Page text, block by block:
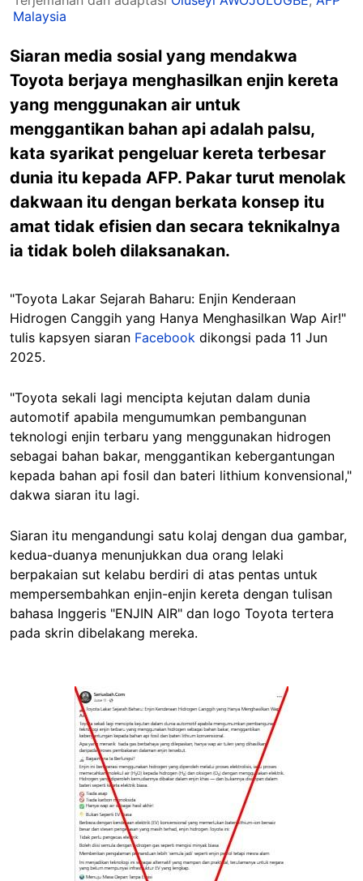
Malaysia
Siaran media sosial yang mendakwa
Toyota berjaya menghasilkan enjin kereta
yang menggunakan air untuk
menggantikan bahan api adalah palsu,
kata syarikat pengeluar kereta terbesar
dunia itu kepada AFP. Pakar turut menolak
dakwaan itu dengan berkata konsep itu
amat tidak efisien dan secara teknikalnya
ia tidak boleh dilaksanakan.
"Toyota Lakar Sejarah Baharu: Enjin Kenderaan
Hidrogen Canggih yang Hanya Menghasilkan Wap Air!"
tulis kapsyen siaran Facebook dikongsi pada 11 Jun
2025.
"Toyota sekali lagi mencipta kejutan dalam dunia
automotif apabila mengumumkan pembangunan
teknologi enjin terbaru yang menggunakan hidrogen
sebagai bahan bakar, menggantikan kebergantungan
kepada bahan api fosil dan bateri lithium konvensional,"
dakwa siaran itu lagi.
Siaran itu mengandungi satu kolaj dengan dua gambar,
kedua-duanya menunjukkan dua orang lelaki
berpakaian sut kelabu berdiri di atas pentas untuk
mempersembahkan enjin-enjin kereta dengan tulisan
bahasa Inggeris "ENJIN AIR" dan logo Toyota tertera
pada skrin dibelakang mereka.